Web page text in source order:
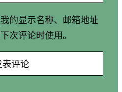
的显示名称、邮箱地址
次评论时使用。